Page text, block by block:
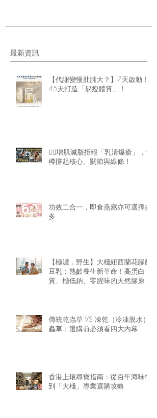
最新資訊
【代謝變慢肚腩大？】7天啟動！
45天打造「易瘦體質」！
🏋️‍♂️增肌減脂拒絕「乳清爆瘡」，一
樽撐起核心、關節與線條！
功效二合一，即食燕窩亦可選擇多
多
【極濃．野生】大棧紐西蘭花膠醇
豆乳：熟齡養生新革命！高蛋白
質、極低鈉、零腥味的天然膠原精
傳統乾蟲草 VS 凍乾（冷凍脫水）
蟲草：選購前必須看四大內幕
香港上環尋寶指南：從百年海味街
到「大棧」專業選購攻略